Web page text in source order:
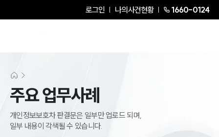
로그인 나의사건현황 1660-0124
주요 업무사례
개인정보보호차 판결문은 일부만 업로드 되며,
일부 내용이 각색될 수 있습니다.